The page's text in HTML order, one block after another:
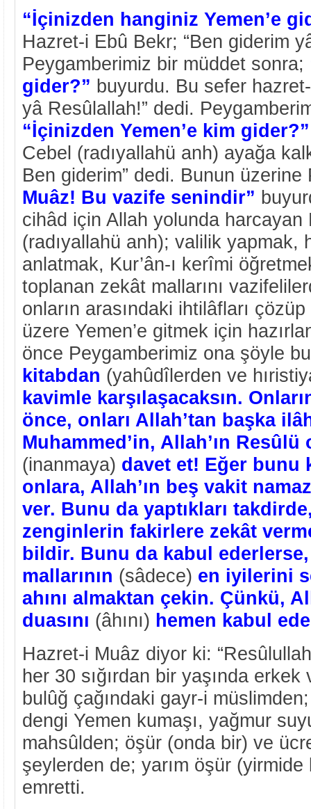
“İçinizden hanginiz Yemen’e
Hazret-i Ebû Bekr; “Ben giderim
Peygamberimiz bir müddet sonra;
gider?” buyurdu. Bu sefer
yâ Resûlallah!” dedi.
“İçinizden Yemen’e kim gider?”
Cebel (radıyallahü anh) ayağa
Ben giderim” dedi. Bunun
Muâz! Bu vazife senindir”
cihâd için Allah yolunda harcayan
(radıyallahü anh); valilik yapmak,
anlatmak, Kur’ân-ı kerîmi
toplanan zekât mallarını
onların arasındaki ihtilâfları
üzere Yemen’e gitmek için
önce Peygamberimiz ona şöyle
kitabdan (yahûdîlerden ve
kavimle karşılaşacaksın.
önce, onları Allah’tan başka
Muhammed’in, Allah’ın
(inanmaya) davet et! Eğer bunu
onlara, Allah’ın beş vakit
ver. Bunu da yaptıkları
zenginlerin fakirlere zekât
bildir. Bunu da kabul ederlerse,
mallarının (sâdece) en iyilerini
ahını almaktan çekin. Çünkü,
duasını (âhını) hemen kabul
Hazret-i Muâz diyor ki:
her 30 sığırdan bir yaşında
bulûğ çağındaki gayr-i
dengi Yemen kumaşı, yağmur
mahsûlden; öşür (onda bir) ve
şeylerden de; yarım öşür (yirmide
emretti.